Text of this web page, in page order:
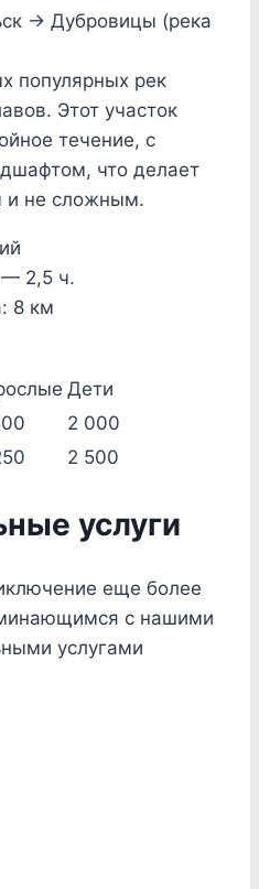
→ Дубровицы (река
популярных рек
Этот участок
течение, с
что делает
и не сложным.
2,5 ч.
8 км
Дети
2 000
2 500
услуги
еще более
с нашими
услугами